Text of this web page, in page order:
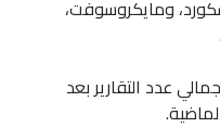
ومايكروسوفت،
عدد التقارير بعد